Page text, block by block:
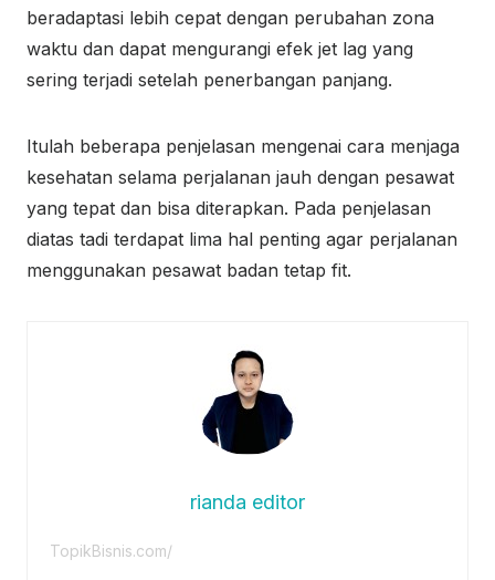
beradaptasi lebih cepat dengan perubahan zona
waktu dan dapat mengurangi efek jet lag yang
sering terjadi setelah penerbangan panjang.
Itulah beberapa penjelasan mengenai cara menjaga
kesehatan selama perjalanan jauh dengan pesawat
yang tepat dan bisa diterapkan. Pada penjelasan
diatas tadi terdapat lima hal penting agar perjalanan
menggunakan pesawat badan tetap fit.
rianda editor
TopikBisnis.com/